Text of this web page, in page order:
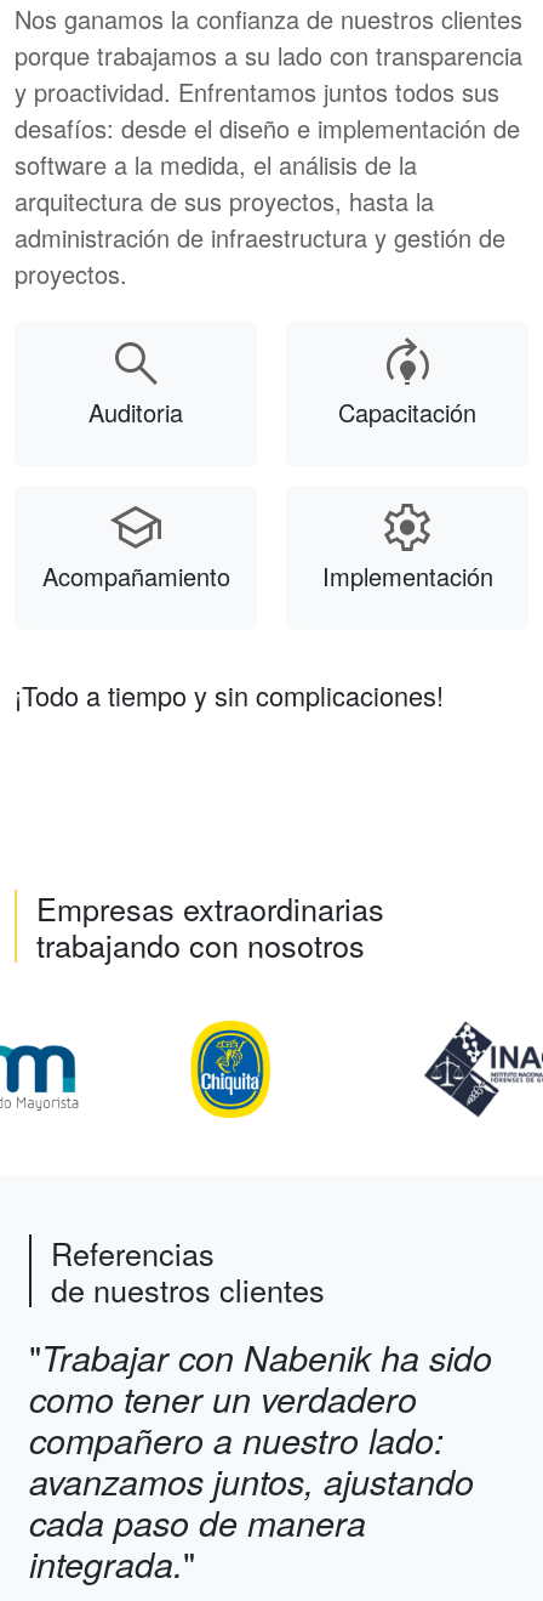
Nos ganamos la confianza de nuestros clientes
porque trabajamos a su lado con transparencia
y proactividad. Enfrentamos juntos todos sus
desafíos: desde el diseño e implementación de
software a la medida, el análisis de la
arquitectura de sus proyectos, hasta la
administración de infraestructura y gestión de
proyectos.
search
Auditoria
model_training
Capacitación
school
Acompañamiento
settings
Implementación
¡Todo a tiempo y sin complicaciones!
Empresas extraordinarias
trabajando con nosotros
Referencias
de nuestros clientes
"Trabajar con Nabenik ha sido
como tener un verdadero
compañero a nuestro lado:
avanzamos juntos, ajustando
cada paso de manera
integrada."